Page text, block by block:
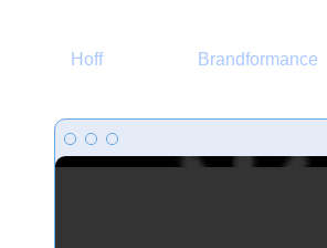
Hoff Brandformance